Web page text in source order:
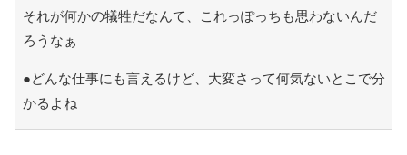
それが何かの犠牲だなんて、これっぽっちも思わないんだ
ろうなぁ
●どんな仕事にも言えるけど、大変さって何気ないとこで分
かるよね